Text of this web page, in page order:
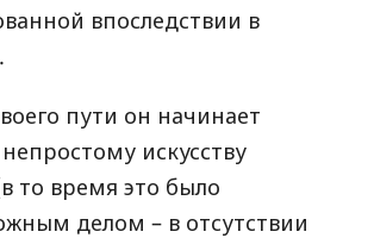
впоследствии в
пути он начинает
искусству
то время это было
делом – в отсутствии